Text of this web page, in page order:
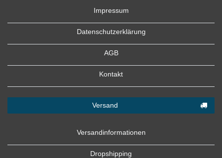
Impressum
Datenschutzerklärung
AGB
Kontakt
Versand
Versandinformationen
Dropshipping